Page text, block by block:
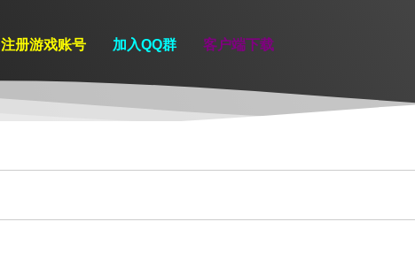
注册游戏账号 加入QQ群 客户端下载